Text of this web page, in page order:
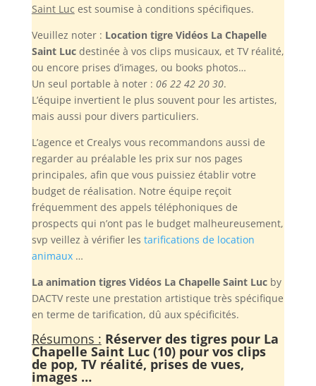
Saint Luc est soumise à conditions spécifiques.
Veuillez noter : Location tigre Vidéos La Chapelle
Saint Lucdestinée à vos clips musicaux, et TV réalité,
ou encore prises d’images, ou books photos…
Un seul portable à noter : 06 22 42 20 30.
L’équipe invertient le plus souvent pour les artistes,
mais aussi pour divers particuliers.
L’agence et Crealys vous recommandons aussi de
regarder au préalable les prix sur nos pages
principales, afin que vous puissiez établir votre
budget de réalisation. Notre équipe reçoit
fréquemment des appels téléphoniques de
prospects qui n’ont pas le budget malheureusement,
svp veillez à vérifier les tarifications de location
animaux…
La animation tigres Vidéos La Chapelle Saint Lucby
DACTV reste une prestation artistique très spécifique
en terme de tarification, dû aux spécificités.
Résumons : Réserver des tigres pour La
Chapelle Saint Luc (10) pour vos clips
de pop, TV réalité, prises de vues,
images …